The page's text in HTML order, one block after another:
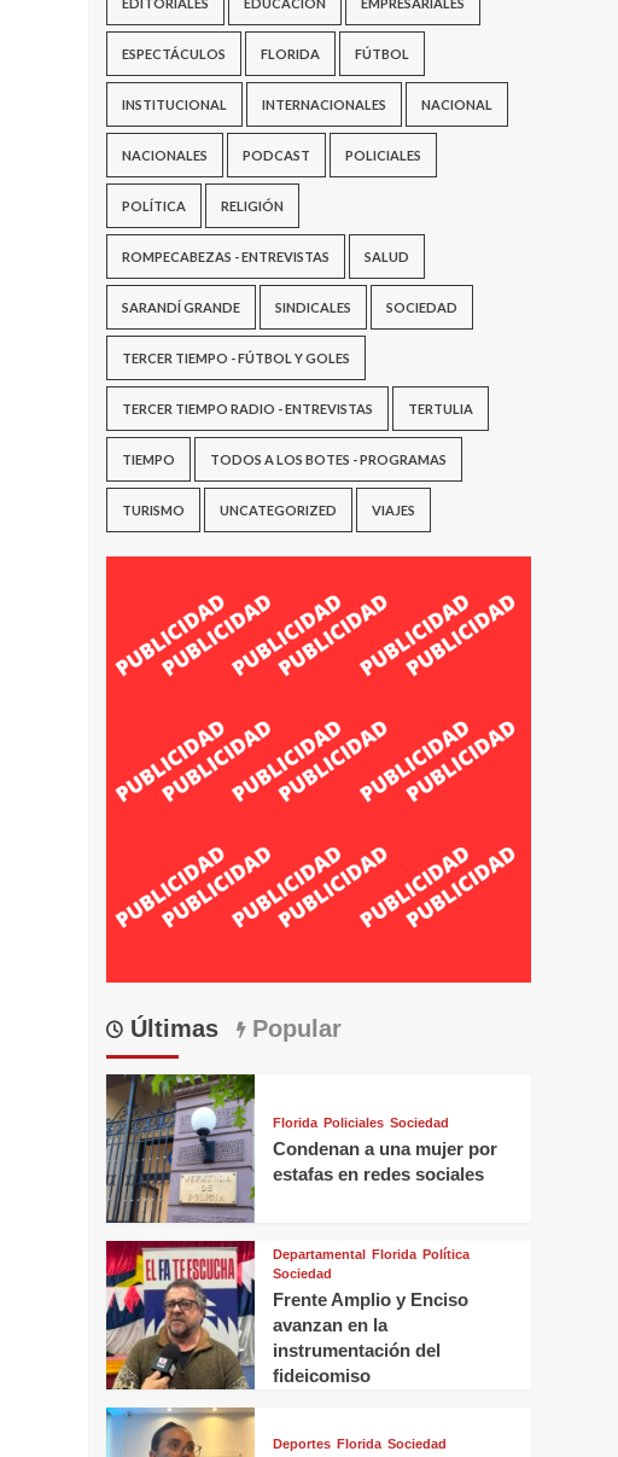
ESPECTÁCULOS FLORIDA FÚTBOL
INSTITUCIONAL INTERNACIONALES NACIONAL
NACIONALES PODCAST POLICIALES
POLÍTICA RELIGIÓN
ROMPECABEZAS - ENTREVISTAS SALUD
SARANDÍ GRANDE SINDICALES SOCIEDAD
TERCER TIEMPO - FÚTBOL Y GOLES
TERCER TIEMPO RADIO - ENTREVISTAS TERTULIA
TIEMPO TODOS A LOS BOTES - PROGRAMAS
TURISMO UNCATEGORIZED VIAJES
Últimas Popular
Florida Policiales Sociedad
Condenan a una mujer por
estafas en redes sociales
Departamental Florida Política
Sociedad
Frente Amplio y Enciso
avanzan en la
instrumentación del
fideicomiso
Deportes Florida Sociedad